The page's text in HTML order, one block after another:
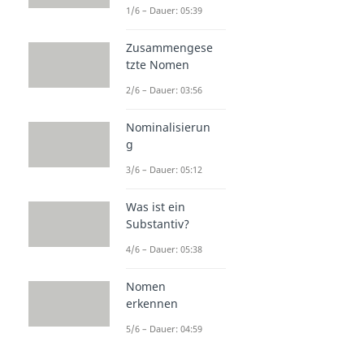
1/6 – Dauer: 05:39
Zusammengese
tzte Nomen
2/6 – Dauer: 03:56
Nominalisierun
g
3/6 – Dauer: 05:12
Was ist ein
Substantiv?
4/6 – Dauer: 05:38
Nomen
erkennen
5/6 – Dauer: 04:59